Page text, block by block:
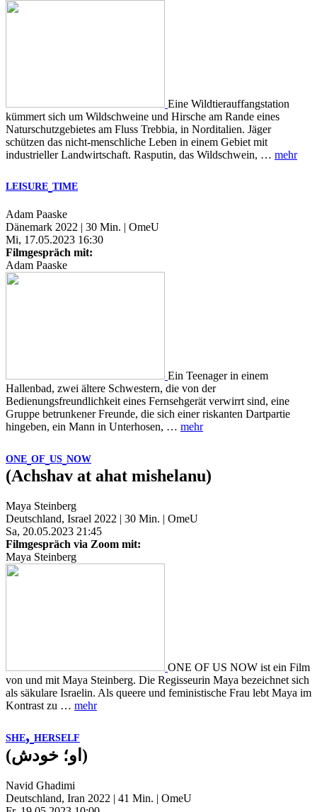
Eine Wildtierauffangstation
kümmert sich um Wildschweine und Hirsche am Rande eines
Naturschutzgebietes am Fluss Trebbia, in Norditalien. Jäger
schützen das nicht-menschliche Leben in einem Gebiet mit
industrieller Landwirtschaft. Rasputin, das Wildschwein, … mehr
LEISURE TIME
Adam Paaske
Dänemark 2022 | 30 Min. | OmeU
Mi, 17.05.2023 16:30
Filmgespräch mit:
Adam Paaske
Ein Teenager in einem
Hallenbad, zwei ältere Schwestern, die von der
Bedienungsfreundlichkeit eines Fernsehgerät verwirrt sind, eine
Gruppe betrunkener Freunde, die sich einer riskanten Dartpartie
hingeben, ein Mann in Unterhosen, … mehr
ONE OF US NOW
(Achshav at ahat mishelanu)
Maya Steinberg
Deutschland, Israel 2022 | 30 Min. | OmeU
Sa, 20.05.2023 21:45
Filmgespräch via Zoom mit:
Maya Steinberg
ONE OF US NOW ist ein Film
von und mit Maya Steinberg. Die Regisseurin Maya bezeichnet sich
als säkulare Israelin. Als queere und feministische Frau lebt Maya im
Kontrast zu … mehr
SHE, HERSELF
(او؛ خودش)
Navid Ghadimi
Deutschland, Iran 2022 | 41 Min. | OmeU